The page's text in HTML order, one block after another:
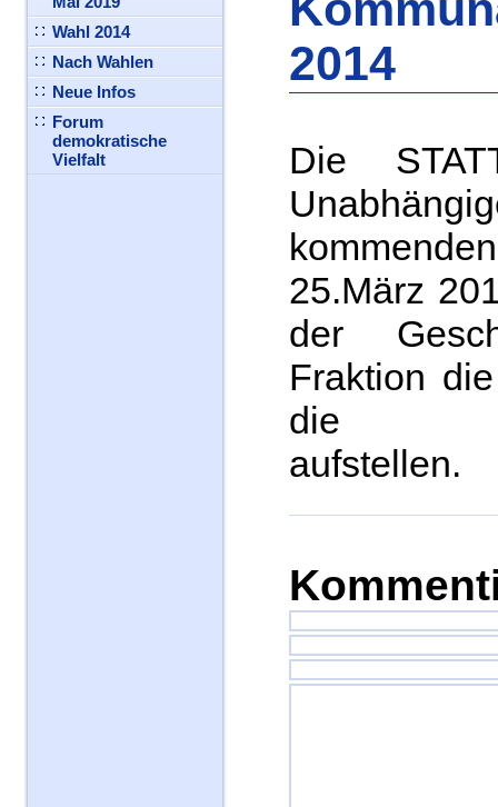
Wahl 2014
Nach Wahlen
Neue Infos
Forum
demokratische
Vielfalt
2014
Die
25.März
der
Fraktion
die
aufstellen.